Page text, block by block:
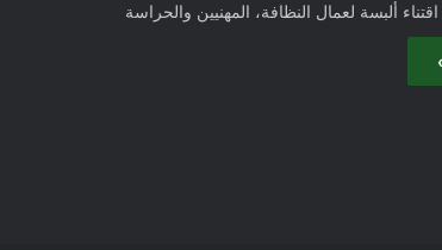
ألبسة لعمال النظافة، المهنيين والحراسة